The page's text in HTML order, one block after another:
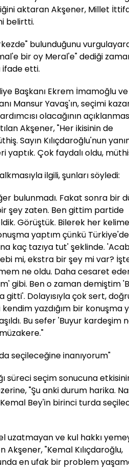
aktaran Akşener, Millet
belirtti.
bulunduğunu
bir oy Meral'e" dediği
ifade etti.
Başkanı Ekrem İmamoğlu
Mansur Yavaş'ın, seçimi
olacağının
Akşener, "Her ikisinin de
Sayın Kılıçdaroğlu'nun
yaptık. Çok faydalı oldu,
ilgili, şunları söyledi:
bulunmadı. Fakat sonra bir
şey zaten. Ben gittim partide
Görüştük. Bilerek her
yaptım çünkü
kaç tazıya tut' şeklinde.
mi, ekstra bir şey mi var?
ne oldu. Daha cesaret
gibi. Ben o zaman demiştim
Dolayısıyla çok sert,
yazdığım bir konuşma
Bu sefer 'Buyur kardeşim
seçileceğine inanıyorum"
süreci seçim sonucuna
"Şu anki durum harika.
Kemal Bey'in birinci turda
uzatmayan ve kul hakkı
"Kemal Kılıçdaroğlu,
en ufak bir problem